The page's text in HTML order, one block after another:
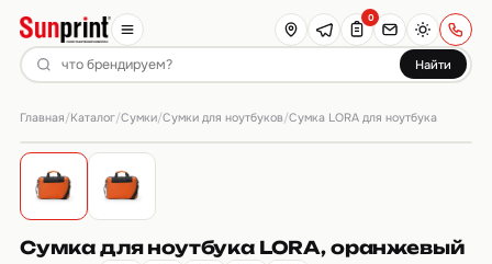
Найти
0
Главная/Каталог/Сумки/Сумки для ноутбуков/Сумка LORA для ноутбука
Сумка для ноутбука LORA, оранжевый